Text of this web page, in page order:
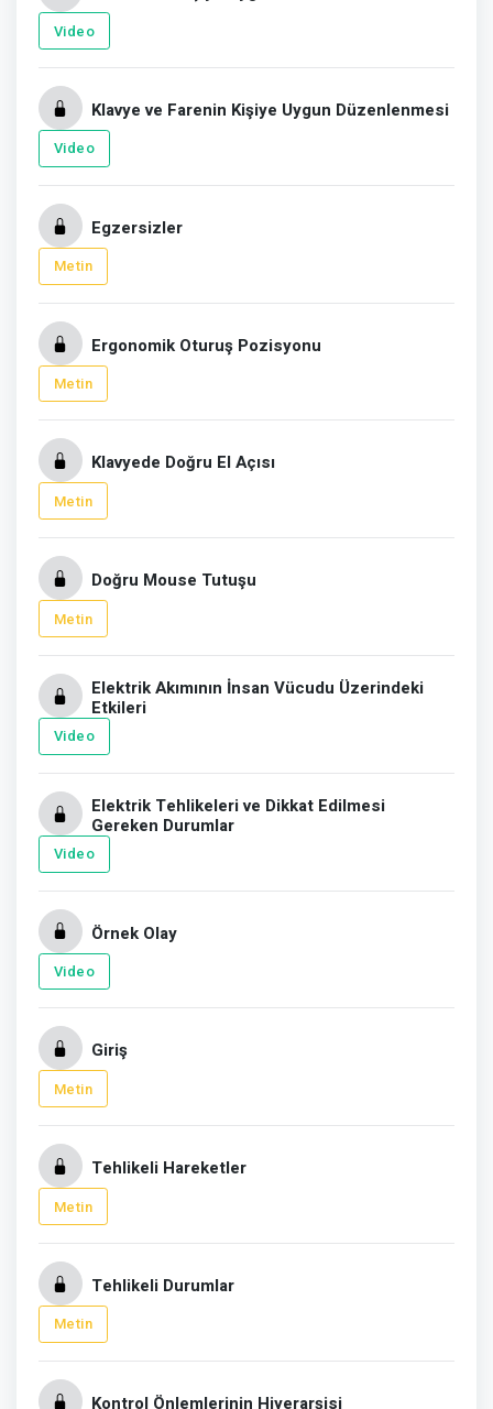
Video
Klavye ve Farenin Kişiye Uygun Düzenlenmesi
Video
Egzersizler
Metin
Ergonomik Oturuş Pozisyonu
Metin
Klavyede Doğru El Açısı
Metin
Doğru Mouse Tutuşu
Metin
Elektrik Akımının İnsan Vücudu Üzerindeki
Etkileri
Video
Elektrik Tehlikeleri ve Dikkat Edilmesi
Gereken Durumlar
Video
Örnek Olay
Video
Giriş
Metin
Tehlikeli Hareketler
Metin
Tehlikeli Durumlar
Metin
Kontrol Önlemlerinin Hiyerarşisi